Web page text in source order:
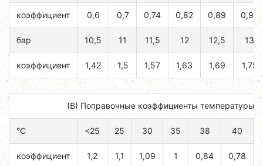
коэффициент 0,6 0,7 0,74 0,82 0,89 0,97
бар 10,5 11 11,5 12 12,5 13
коэффициент 1,42 1,5 1,57 1,63 1,69 1,75
(B) Поправочные коэффициенты температуры
°C <25 25 30 35 38 40
коэффициент 1,2 1,1 1,09 1 0,84 0,78